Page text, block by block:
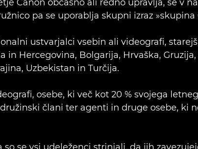
Canon občasno ali redno upravlja, se v
pa se uporablja skupni izraz »skupina
ustvarjalci vsebin ali videografi,
Hercegovina, Bolgarija, Hrvaška, Gruzija,
Uzbekistan in Turčija.
osebe, ki več kot 20 % svojega
člani ter agenti in druge osebe, ki